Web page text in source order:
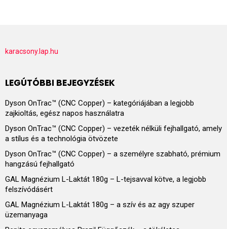
karacsony.lap.hu
LEGÚTÓBBI BEJEGYZÉSEK
Dyson OnTrac™ (CNC Copper) – kategóriájában a legjobb
zajkioltás, egész napos használatra
Dyson OnTrac™ (CNC Copper) – vezeték nélküli fejhallgató, amely
a stílus és a technológia ötvözete
Dyson OnTrac™ (CNC Copper) – a személyre szabható, prémium
hangzású fejhallgató
GAL Magnézium L-Laktát 180g – L-tejsavval kötve, a legjobb
felszívódásért
GAL Magnézium L-Laktát 180g – a szív és az agy szuper
üzemanyaga